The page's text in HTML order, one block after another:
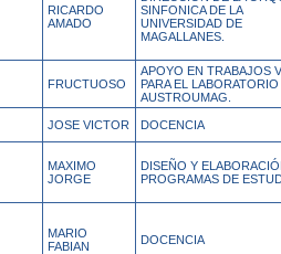
RICARDO
AMADO
SINFONICA DE LA
UNIVERSIDAD DE
MAGALLANES.
FRUCTUOSO
APOYO EN TRABAJOS
PARA EL LABORATORIO
AUSTROUMAG.
JOSE VICTOR DOCENCIA
MAXIMO
JORGE
DISEÑO Y
PROGRAMAS DE
MARIO
FABIAN
DOCENCIA